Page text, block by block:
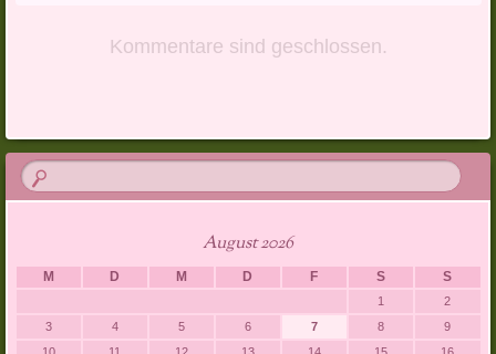
Kommentare sind geschlossen.
August 2026
M D M D F S S
1
2
3
4 5 6 7 8
9